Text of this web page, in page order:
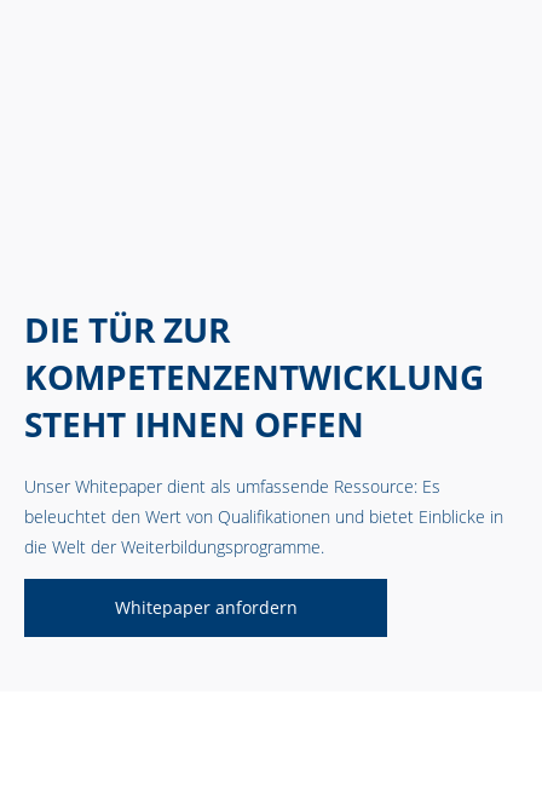
DIE TÜR ZUR
KOMPETENZENTWICKLUNG
STEHT IHNEN OFFEN
Unser Whitepaper dient als umfassende Ressource: Es
beleuchtet den Wert von Qualifikationen und bietet Einblicke in
die Welt der Weiterbildungsprogramme.
Whitepaper anfordern